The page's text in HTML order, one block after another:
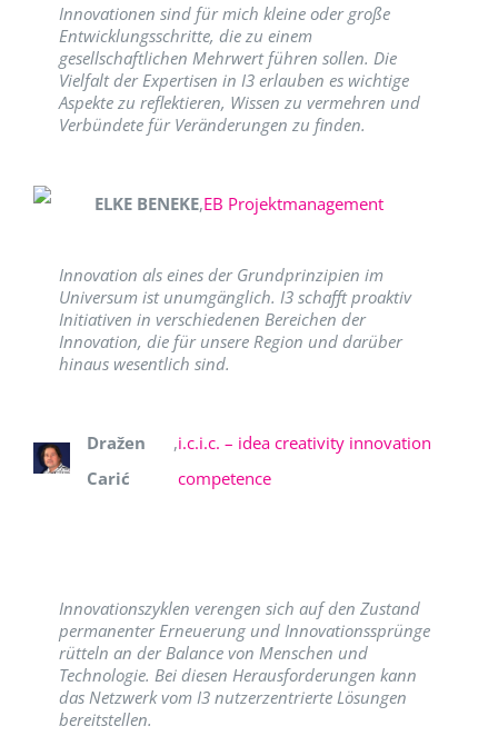
Innovationen sind für mich kleine oder große
Entwicklungsschritte, die zu einem
gesellschaftlichen Mehrwert führen sollen. Die
Vielfalt der Expertisen in I3 erlauben es wichtige
Aspekte zu reflektieren, Wissen zu vermehren und
Verbündete für Veränderungen zu finden.
ELKE BENEKE,EB Projektmanagement
Innovation als eines der Grundprinzipien im
Universum ist unumgänglich. I3 schafft proaktiv
Initiativen in verschiedenen Bereichen der
Innovation, die für unsere Region und darüber
hinaus wesentlich sind.
Dražen
Carić
,i.c.i.c. – idea creativity innovation
competence
Innovationszyklen verengen sich auf den Zustand
permanenter Erneuerung und Innovationssprünge
rütteln an der Balance von Menschen und
Technologie. Bei diesen Herausforderungen kann
das Netzwerk vom I3 nutzerzentrierte Lösungen
bereitstellen.